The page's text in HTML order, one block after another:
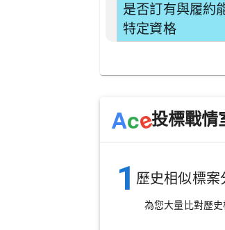
是否訂有與履約
特定資格
Ace投標戰情
1 歷史相似標案
為您大量比對歷